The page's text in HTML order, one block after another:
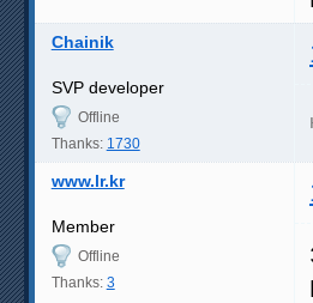
Chainik
SVP developer
Offline
Thanks: 1730
www.lr.kr
Member
Offline
Thanks: 3